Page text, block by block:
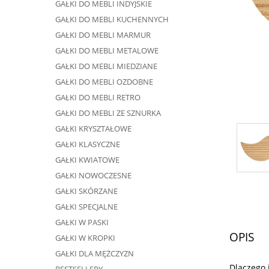
GAŁKI DO MEBLI INDYJSKIE
GAŁKI DO MEBLI KUCHENNYCH
GAŁKI DO MEBLI MARMUR
GAŁKI DO MEBLI METALOWE
GAŁKI DO MEBLI MIEDZIANE
GAŁKI DO MEBLI OZDOBNE
GAŁKI DO MEBLI RETRO
GAŁKI DO MEBLI ZE SZNURKA
GAŁKI KRYSZTAŁOWE
GAŁKI KLASYCZNE
GAŁKI KWIATOWE
GAŁKI NOWOCZESNE
GAŁKI SKÓRZANE
GAŁKI SPECJALNE
GAŁKI W PASKI
GAŁKI W KROPKI
GAŁKI DLA MĘŻCZYZN
OPIS